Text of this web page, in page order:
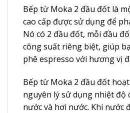
Bếp từ Moka 2 đầu đốt là
cao cấp được sử dụng để
Nó có 2 đầu đốt, mỗi đầu
công suất riêng biệt, giúp
phê espresso với hương vị
Bếp từ Moka 2 đầu đốt
nguyên lý sử dụng nhiệt độ
nước và hơi nước. Khi nước